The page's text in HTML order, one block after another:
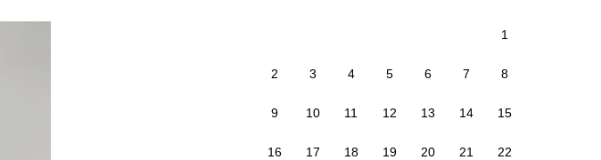
1
2 3 4 5 6 7 8
9 10 11 12 13 14 15
16 17 18 19 20 21 22